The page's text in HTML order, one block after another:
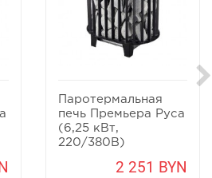
Паротермальная
печь Премьера Руса
(6,25 кВт,
220/380В)
2 251 BYN